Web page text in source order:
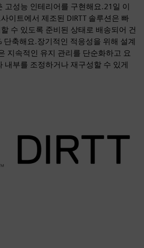
고성능 인테리어를 구현해요.21일 이
이트에서 제조된 DIRTT 솔루션은 빠
수 있도록 준비된 상태로 배송되어 건
단축해요.장기적인 적응성을 위해 설계
지속적인 유지 관리를 단순화하고 요
내부를 조정하거나 재구성할 수 있게